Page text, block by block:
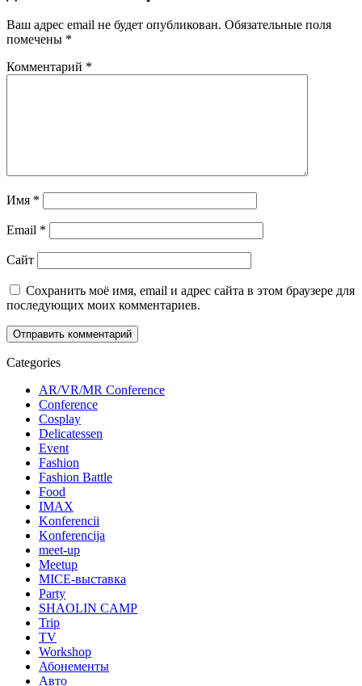
Ваш адрес email не будет опубликован. Обязательные поля
помечены *
Комментарий *
Имя *
Email *
Сайт
Сохранить моё имя, email и адрес сайта в этом браузере для
последующих моих комментариев.
Categories
AR/VR/MR Conference
Conference
Cosplay
Delicatessen
Event
Fashion
Fashion Battle
Food
IMAX
Konferencii
Konferencija
meet-up
Meetup
MICE-выставка
Party
SHAOLIN CAMP
Trip
TV
Workshop
Абонементы
Авто